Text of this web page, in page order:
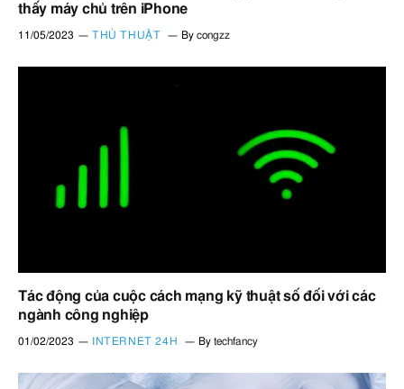
thấy máy chủ trên iPhone
11/05/2023 THỦ THUẬT By congzz
Tác động của cuộc cách mạng kỹ thuật số đối với các
ngành công nghiệp
01/02/2023 INTERNET 24H By techfancy